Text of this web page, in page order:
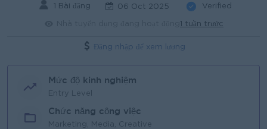
1 Bài đăng 06 Oct 2025 Verified
1 tuần trước
Đăng nhập để xem lương
Mức độ kinh nghiệm
Entry Level
Chức năng công việc
Marketing, Media, Creative